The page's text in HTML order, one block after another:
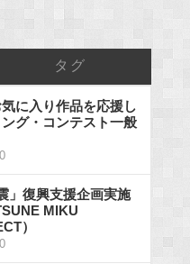
タグ
に入り作品を応援し
グ・コンテスト一般
」復興支援企画実施
MIKU
）